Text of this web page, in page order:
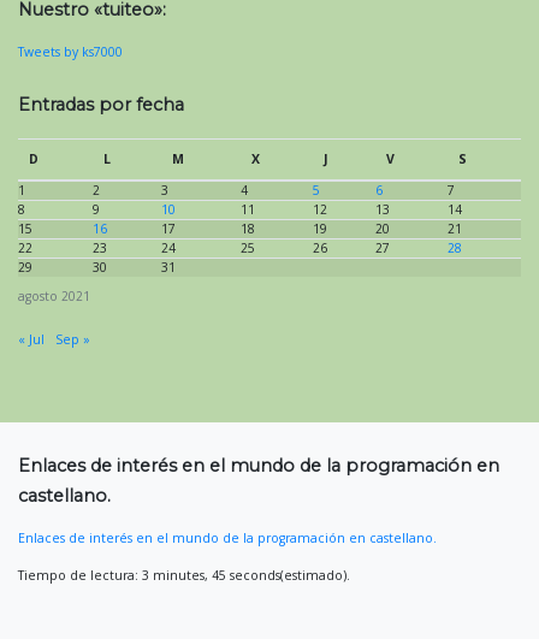
Nuestro «tuiteo»:
Tweets by ks7000
Entradas por fecha
agosto 2021
D L M X J V
S
1
2 3 4 5 6
7
8
9 10 11 12 13
14
15
16 17 18 19 20
21
22
23 24 25 26 27
28
29
30 31
« Jul Sep »
Enlaces de interés en el mundo de la programación en
castellano.
Enlaces de interés en el mundo de la programación en castellano.
Tiempo de lectura: 3 minutes, 45 seconds(estimado).